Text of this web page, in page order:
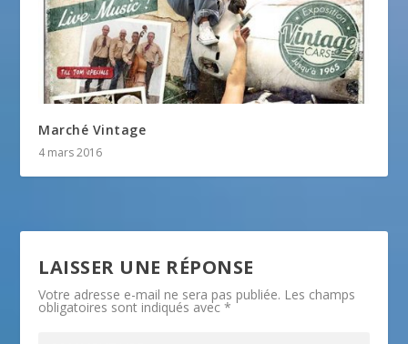
Marché Vintage
4 mars 2016
LAISSER UNE RÉPONSE
Votre adresse e-mail ne sera pas publiée. Les champs
obligatoires sont indiqués avec*